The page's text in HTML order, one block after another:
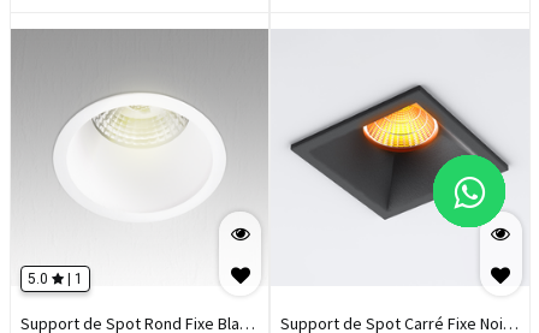
5.0 1
Support de Spot Rond Fixe Blanc Support de Spot Carré Fixe Noir